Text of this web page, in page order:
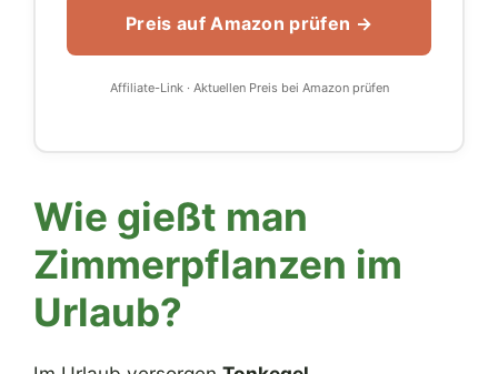
Preis auf Amazon prüfen →
Affiliate-Link · Aktuellen Preis bei Amazon prüfen
Wie gießt man
Zimmerpflanzen im
Urlaub?